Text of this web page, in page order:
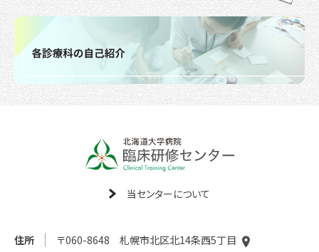
当センターについて
住所
〒060-8648 札幌市北区北14条西5丁目